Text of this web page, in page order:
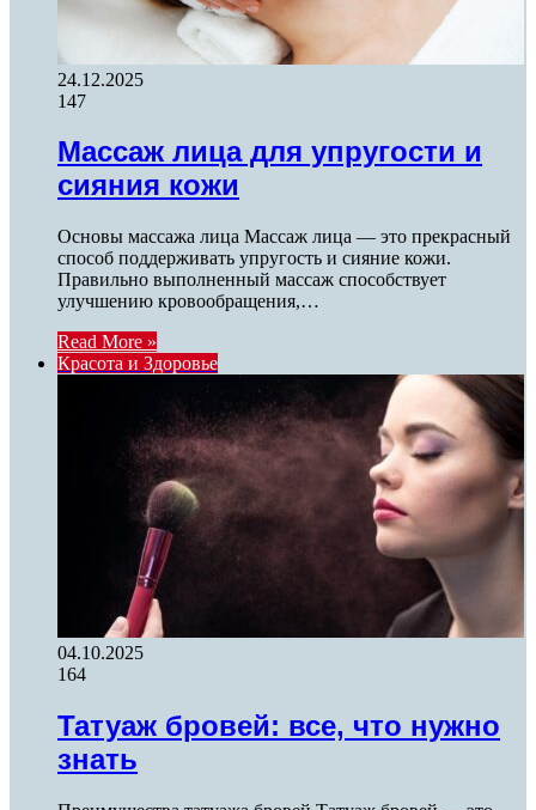
24.12.2025
147
Массаж лица для упругости и
сияния кожи
Основы массажа лица Массаж лица — это прекрасный
способ поддерживать упругость и сияние кожи.
Правильно выполненный массаж способствует
улучшению кровообращения,…
Read More »
Красота и Здоровье
04.10.2025
164
Татуаж бровей: все, что нужно
знать